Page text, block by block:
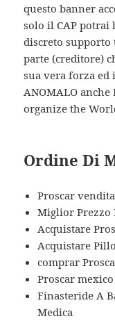
questo banner
solo il CAP potrai
discreto
parte (creditore)
sua vera forza ed
ANOMALO
organize the
Ordine Di
Proscar vendita
Miglior Prezzo
Acquistare
Acquistare
comprar
Proscar
Finasteride A
Medica